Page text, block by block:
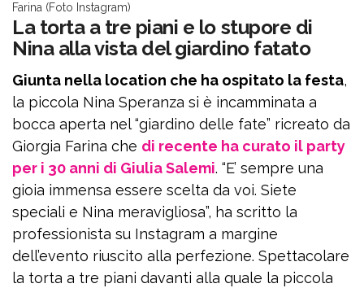
Farina (Foto Instagram)
La torta a tre piani e lo stupore di
Nina alla vista del giardino fatato
Giunta nella location che ha ospitato la festa,
la piccola Nina Speranza si è incamminata a
bocca aperta nel “giardino delle fate” ricreato da
Giorgia Farina che di recente ha curato il party
per i 30 anni di Giulia Salemi. “E’ sempre una
gioia immensa essere scelta da voi. Siete
speciali e Nina meravigliosa”, ha scritto la
professionista su Instagram a margine
dell’evento riuscito alla perfezione. Spettacolare
la torta a tre piani davanti alla quale la piccola